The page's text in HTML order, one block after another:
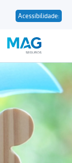
Acessibilidade: